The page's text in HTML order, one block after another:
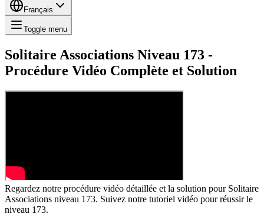
Français
Toggle menu
Solitaire Associations Niveau 173 -
Procédure Vidéo Complète et Solution
Regardez notre procédure vidéo détaillée et la solution pour Solitaire
Associations niveau 173. Suivez notre tutoriel vidéo pour réussir le
niveau 173.